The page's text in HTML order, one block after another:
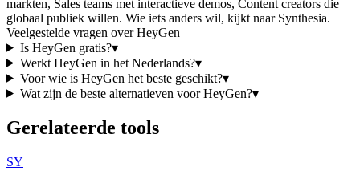
markten, Sales teams met interactieve demos, Content creators die
globaal publiek willen. Wie iets anders wil, kijkt naar Synthesia.
Veelgestelde vragen overHeyGen
Is HeyGen gratis?▾
Werkt HeyGen in het Nederlands?▾
Voor wie is HeyGen het beste geschikt?▾
Wat zijn de beste alternatieven voorHeyGen?▾
Gerelateerde tools
SY